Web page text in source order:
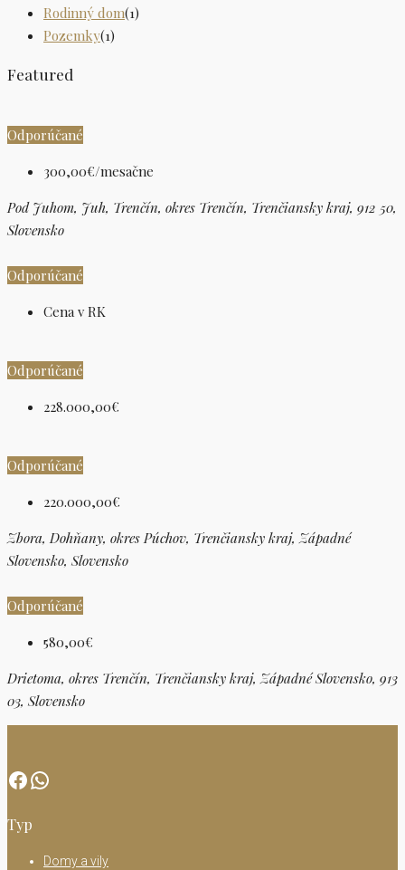
Rodinný dom(1)
Pozemky(1)
Featured
Odporúčané
300,00€/mesačne
Pod Juhom, Juh, Trenčín, okres Trenčín, Trenčiansky kraj, 912 50,
Slovensko
Odporúčané
Cena v RK
Odporúčané
228.000,00€
Odporúčané
220.000,00€
Zbora, Dohňany, okres Púchov, Trenčiansky kraj, Západné
Slovensko, Slovensko
Odporúčané
580,00€
Drietoma, okres Trenčín, Trenčiansky kraj, Západné Slovensko, 913
03, Slovensko
Facebook
WhatsApp
Typ
Domy a vily